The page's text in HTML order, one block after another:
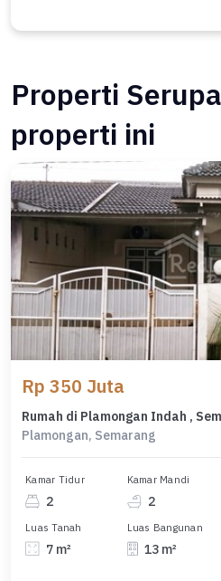
Properti
properti ini
Rp 350 Juta
Rumah di Plamongan Indah ,
Plamongan, Semarang
Kamar Tidur
2
Kamar Mandi
2
Luas Tanah
7 m²
Luas Bangunan
13 m²